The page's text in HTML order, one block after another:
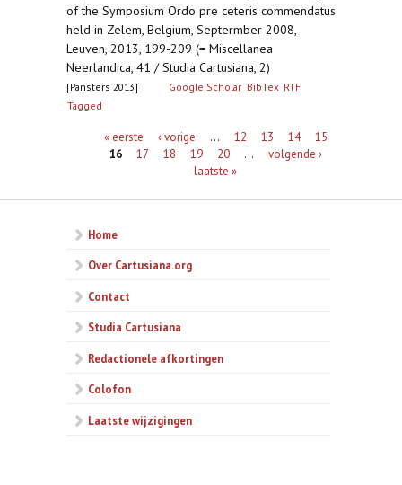
of the Symposium Ordo pre ceteris commendatus
held in Zelem, Belgium, Septermber 2008,
Leuven, 2013, 199-209 (= Miscellanea
Neerlandica, 41 / Studia Cartusiana, 2)
[Pansters 2013] Google Scholar BibTex RTF
Tagged
Pagina's« eerste ‹ vorige … 12 13 14
15
16
17 18 19 20 …
volgende ›
laatste »
Home
Over Cartusiana.org
Contact
Studia Cartusiana
Redactionele afkortingen
Colofon
Laatste wijzigingen